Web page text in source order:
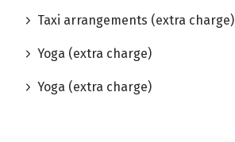
Taxi arrangements (extra charge)
Yoga (extra charge)
Yoga (extra charge)